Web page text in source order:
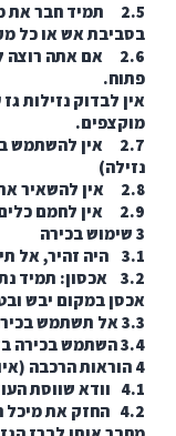
תמיד חבר את מיכל
אש או כל מקור
2.6 אם אתה רוצה לבדוק
לבדוק נזילות גז עם
2.7 אין להשתמש בכירה
במקום יבש ובטוח